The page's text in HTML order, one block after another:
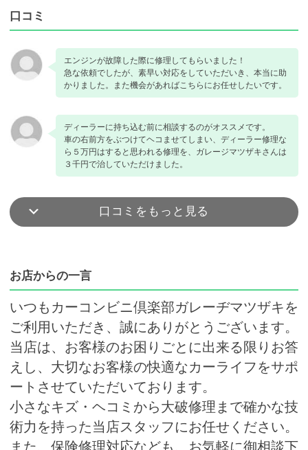
口コミ
エンジンが故障した際に修理してもらいました！
急な依頼でしたが、素早い対応をしていただいき、本当に助
かりました。また機会があればこちらにお任せしたいです。
ディーラーに持ち込む前に相談するのがオススメです。
車の右前方をぶつけてヘコませてしまい、ディーラー修理な
ら５万円はすると思われる修理を、ガレージマツザキさんは
３千円で治していただけました。
口コミをもっと見る
お店からの一言
いつもカーコンビニ倶楽部ガレーヂマツザキを
ご利用いただき、誠にありがとうございます。
当店は、お客様のお困りごとに出来る限りお答
えし、大切なお客様の快適なカーライフをサポ
ートさせていただいております。
小さなキズ・ヘコミから大破修理まで確かな技
術力を持った当店スタッフにお任せください。
また、保険修理対応なども、お気軽に御相談下